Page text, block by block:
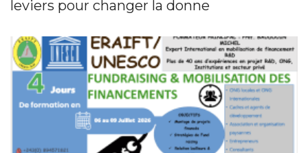
leviers pour changer la donne